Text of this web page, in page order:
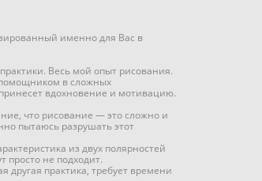
именно для Вас в
Весь мой опыт рисования.
помощником в сложных
вдохновение и мотивацию.
что рисование — это сложно и
пытаюсь разрушать этот
из двух полярностей
просто не подходит.
другая практика, требует времени